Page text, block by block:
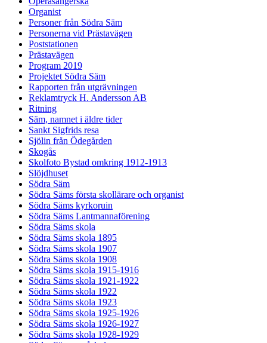
Organist
Personer från Södra Säm
Personerna vid Prästavägen
Poststationen
Prästavägen
Program 2019
Projektet Södra Säm
Rapporten från utgrävningen
Reklamtryck H. Andersson AB
Ritning
Säm, namnet i äldre tider
Sankt Sigfrids resa
Sjölin från Ödegården
Skogås
Skolfoto Bystad omkring 1912-1913
Slöjdhuset
Södra Säm
Södra Säms första skollärare och organist
Södra Säms kyrkoruin
Södra Säms Lantmannaförening
Södra Säms skola
Södra Säms skola 1895
Södra Säms skola 1907
Södra Säms skola 1908
Södra Säms skola 1915-1916
Södra Säms skola 1921-1922
Södra Säms skola 1922
Södra Säms skola 1923
Södra Säms skola 1925-1926
Södra Säms skola 1926-1927
Södra Säms skola 1928-1929